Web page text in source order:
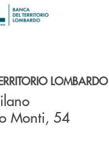
LOMBARDO
Monti, 54